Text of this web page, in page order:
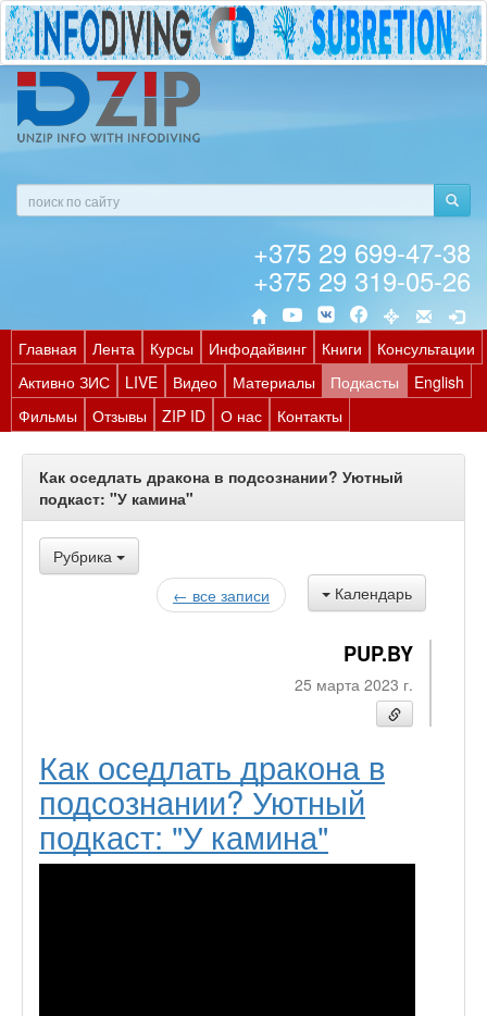
+375 29 699-47-38
+375 29 319-05-26
Главная Лента Курсы Инфодайвинг Книги
Консультации
Активно ЗИС
LIVE Видео Материалы Подкасты
English
Фильмы
Отзывы ZIP ID О нас Контакты
Как оседлать дракона в подсознании? Уютный
подкаст: "У камина"
Рубрика
Календарь
← все записи
PUP.BY
25 марта 2023 г.
Как оседлать дракона в
подсознании? Уютный
подкаст: "У камина"